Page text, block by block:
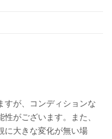
すが、コンディションな
がございます。また、
に大きな変化が無い場